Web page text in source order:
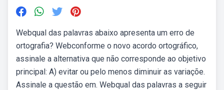
Webqual das palavras abaixo apresenta um erro de
ortografia? Webconforme o novo acordo ortográfico,
assinale a alternativa que não corresponde ao objetivo
principal: A) evitar ou pelo menos diminuir as variaçõe.
Assinale a questão em. Webqual das palavras a seguir